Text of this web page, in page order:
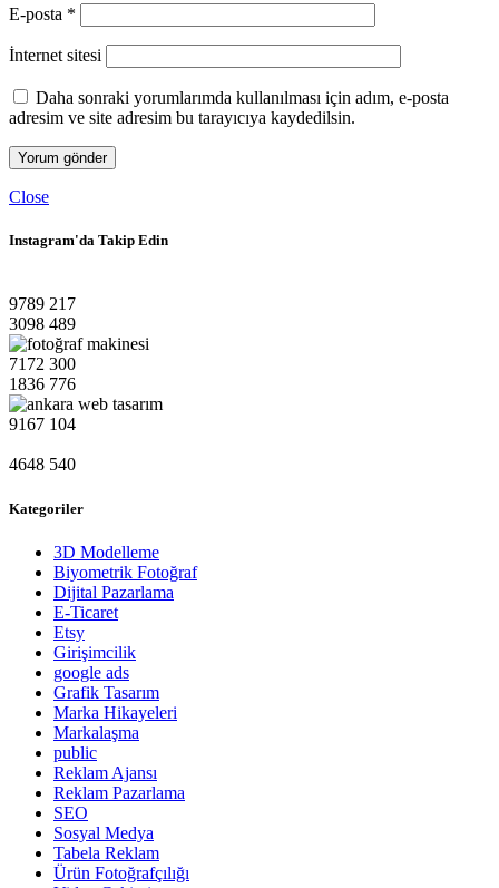
E-posta *
İnternet sitesi
Daha sonraki yorumlarımda kullanılması için adım, e-posta
adresim ve site adresim bu tarayıcıya kaydedilsin.
Close
Instagram'da Takip Edin
9789 217
3098 489
7172 300
1836 776
9167 104
4648 540
Kategoriler
3D Modelleme
Biyometrik Fotoğraf
Dijital Pazarlama
E-Ticaret
Etsy
Girişimcilik
google ads
Grafik Tasarım
Marka Hikayeleri
Markalaşma
public
Reklam Ajansı
Reklam Pazarlama
SEO
Sosyal Medya
Tabela Reklam
Ürün Fotoğrafçılığı